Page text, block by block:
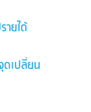
ายได้
เปลี่ยน